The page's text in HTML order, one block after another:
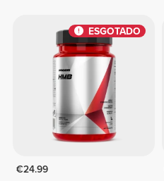
ESGOTADO
€24.99